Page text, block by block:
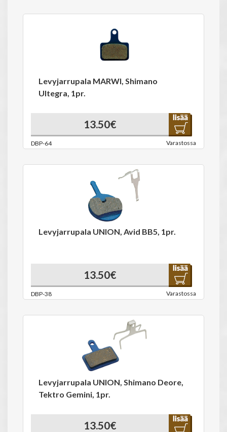
Levyjarrupala MARWI, Shimano
Ultegra, 1pr.
13.50€
DBP-64 Varastossa
Levyjarrupala UNION, Avid BB5, 1pr.
13.50€
DBP-38 Varastossa
Levyjarrupala UNION, Shimano Deore,
Tektro Gemini, 1pr.
13.50€